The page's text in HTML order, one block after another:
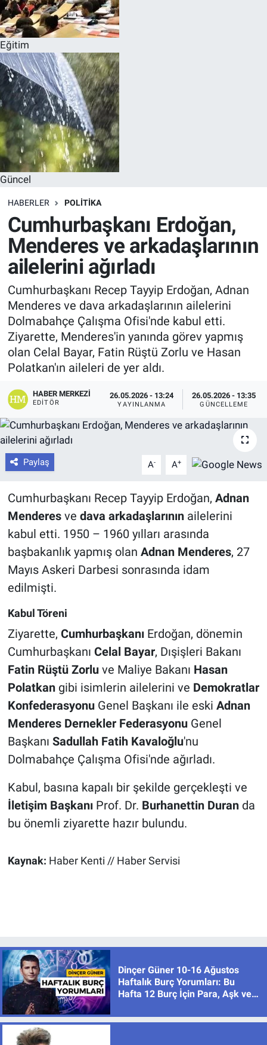
Eğitim
Güncel
HABERLER POLITIKA
Cumhurbaşkanı Erdoğan,
Menderes ve arkadaşlarının
ailelerini ağırladı
Cumhurbaşkanı Recep Tayyip Erdoğan, Adnan
Menderes ve dava arkadaşlarının ailelerini
Dolmabahçe Çalışma Ofisi'nde kabul etti.
Ziyarette, Menderes'in yanında görev yapmış
olan Celal Bayar, Fatin Rüştü Zorlu ve Hasan
Polatkan'ın aileleri de yer aldı.
HABER MERKEZI
EDITÖR
26.05.2026 - 13:24
YAYINLANMA
26.05.2026 - 13:35
GÜNCELLEME
Paylaş A- A+
Cumhurbaşkanı Recep Tayyip Erdoğan, Adnan
Menderesve dava arkadaşlarınınailelerini
kabul etti. 1950 – 1960 yılları arasında
başbakanlık yapmış olan Adnan Menderes, 27
Mayıs Askeri Darbesi sonrasında idam
edilmişti.
Kabul Töreni
Ziyarette, CumhurbaşkanıErdoğan, dönemin
Cumhurbaşkanı Celal Bayar, Dışişleri Bakanı
Fatin Rüştü Zorluve Maliye Bakanı Hasan
Polatkangibi isimlerin ailelerini ve Demokratlar
KonfederasyonuGenel Başkanı ile eski Adnan
Menderes Dernekler FederasyonuGenel
Başkanı Sadullah Fatih Kavaloğlu'nu
Dolmabahçe Çalışma Ofisi'nde ağırladı.
Kabul, basına kapalı bir şekilde gerçekleşti ve
İletişim BaşkanıProf. Dr. Burhanettin Duranda
bu önemli ziyarette hazır bulundu.
Kaynak: Haber Kenti // Haber Servisi
Dinçer Güner 10-16 Ağustos
Haftalık Burç Yorumları: Bu
Hafta 12 Burç İçin Para, Aşk ve